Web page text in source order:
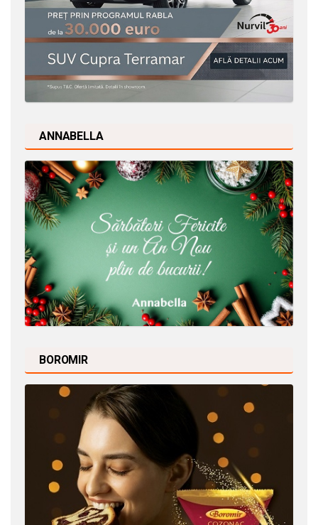
ANNABELLA
BOROMIR